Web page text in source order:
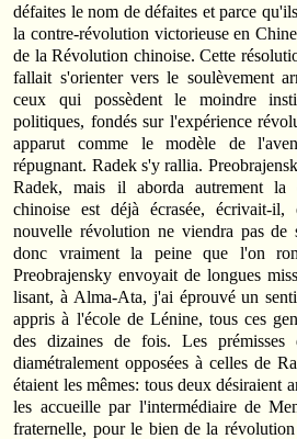
défaites le nom de défaites et parce
la contre-révolution victorieuse en
de la Révolution chinoise. Cette
fallait s'orienter vers le soulèvement
ceux qui possèdent le moindre
politiques, fondés sur l'expérience
apparut comme le modèle de
répugnant. Radek s'y rallia.
Radek, mais il aborda autrement la
chinoise est déjà écrasée, écrivait-
nouvelle révolution ne viendra pas
donc vraiment la peine que l'on
Preobrajensky envoyait de longues
lisant, à Alma-Ata, j'ai éprouvé un
appris à l'école de Lénine, tous ces
des dizaines de fois. Les prémisses
diamétralement opposées à celles de
étaient les mêmes: tous deux désiraient
les accueille par l'intermédiaire de
fraternelle, pour le bien de la